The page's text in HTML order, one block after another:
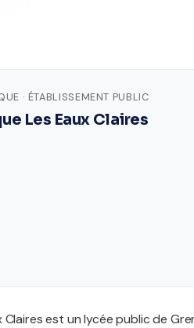
· ÉTABLISSEMENT PUBLIC
Les Eaux Claires
est un lycée public de